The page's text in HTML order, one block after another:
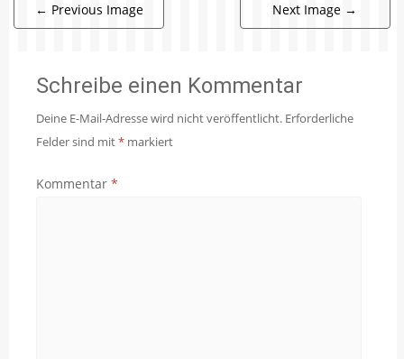
← Previous Image Next Image →
Schreibe einen Kommentar
Deine E-Mail-Adresse wird nicht veröffentlicht. Erforderliche
Felder sind mit* markiert
Kommentar *